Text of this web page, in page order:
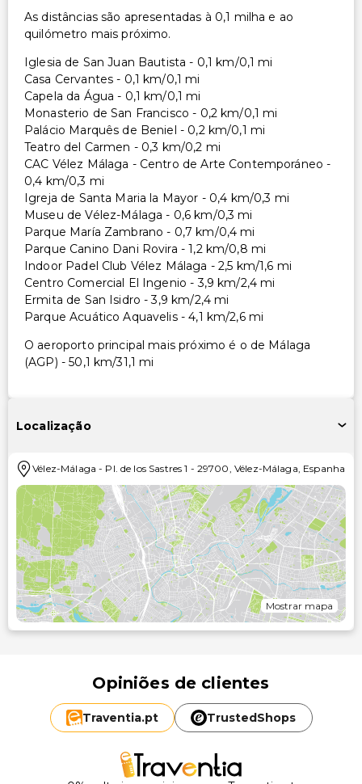
As distâncias são apresentadas à 0,1 milha e ao
quilómetro mais próximo.
Iglesia de San Juan Bautista - 0,1 km/0,1 mi
Casa Cervantes - 0,1 km/0,1 mi
Capela da Água - 0,1 km/0,1 mi
Monasterio de San Francisco - 0,2 km/0,1 mi
Palácio Marquês de Beniel - 0,2 km/0,1 mi
Teatro del Carmen - 0,3 km/0,2 mi
CAC Vélez Málaga - Centro de Arte Contemporáneo -
0,4 km/0,3 mi
Igreja de Santa Maria la Mayor - 0,4 km/0,3 mi
Museu de Vélez-Málaga - 0,6 km/0,3 mi
Parque María Zambrano - 0,7 km/0,4 mi
Parque Canino Dani Rovira - 1,2 km/0,8 mi
Indoor Padel Club Vélez Málaga - 2,5 km/1,6 mi
Centro Comercial El Ingenio - 3,9 km/2,4 mi
Ermita de San Isidro - 3,9 km/2,4 mi
Parque Acuático Aquavelis - 4,1 km/2,6 mi
O aeroporto principal mais próximo é o de Málaga
(AGP) - 50,1 km/31,1 mi
Localização
Vélez-Málaga - Pl. de los Sastres 1 - 29700, Vélez-Málaga, Espanha
Mostrar mapa
Opiniões de clientes
Traventia.pt TrustedShops